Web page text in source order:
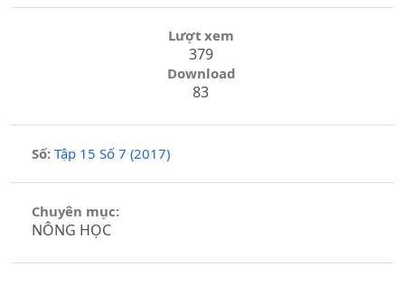
Lượt xem
379
Download
83
Số: Tập 15 Số 7 (2017)
Chuyên mục:
NÔNG HỌC